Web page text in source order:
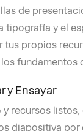
de
tipografía y el
tus propios
fundamentos
y Ensayar
recursos listos,
diapositiva por